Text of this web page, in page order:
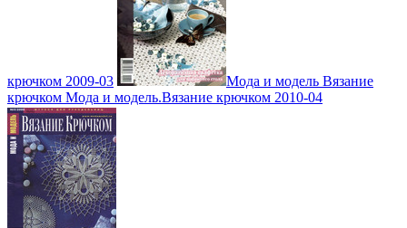
крючком 2009-03
Мода и модель Вязание
крючком Мода и модель.Вязание крючком 2010-04